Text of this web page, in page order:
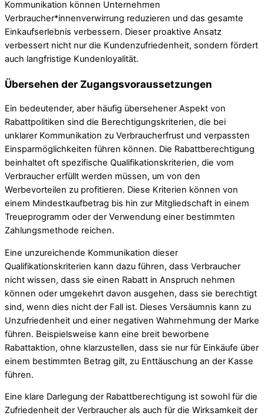
Kommunikation können Unternehmen
Verbraucher*innenverwirrung reduzieren und das gesamte
Einkaufserlebnis verbessern. Dieser proaktive Ansatz
verbessert nicht nur die Kundenzufriedenheit, sondern fördert
auch langfristige Kundenloyalität.
Übersehen der Zugangsvoraussetzungen
Ein bedeutender, aber häufig übersehener Aspekt von
Rabattpolitiken sind die Berechtigungskriterien, die bei
unklarer Kommunikation zu Verbraucherfrust und verpassten
Einsparmöglichkeiten führen können. Die Rabattberechtigung
beinhaltet oft spezifische Qualifikationskriterien, die vom
Verbraucher erfüllt werden müssen, um von den
Werbevorteilen zu profitieren. Diese Kriterien können von
einem Mindestkaufbetrag bis hin zur Mitgliedschaft in einem
Treueprogramm oder der Verwendung einer bestimmten
Zahlungsmethode reichen.
Eine unzureichende Kommunikation dieser
Qualifikationskriterien kann dazu führen, dass Verbraucher
nicht wissen, dass sie einen Rabatt in Anspruch nehmen
können oder umgekehrt davon ausgehen, dass sie berechtigt
sind, wenn dies nicht der Fall ist. Dieses Versäumnis kann zu
Unzufriedenheit und einer negativen Wahrnehmung der Marke
führen. Beispielsweise kann eine breit beworbene
Rabattaktion, ohne klarzustellen, dass sie nur für Einkäufe über
einem bestimmten Betrag gilt, zu Enttäuschung an der Kasse
führen.
Eine klare Darlegung der Rabattberechtigung ist sowohl für die
Zufriedenheit der Verbraucher als auch für die Wirksamkeit der